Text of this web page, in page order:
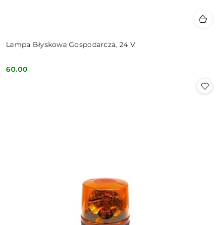
Lampa Błyskowa Gospodarcza, 24 V
Cena:
60.00